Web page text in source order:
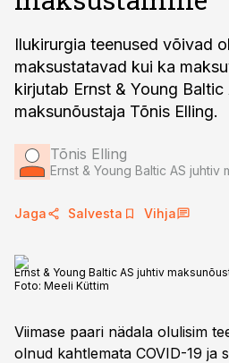
Ilukirurgia teenused võivad
maksustatavad kui ka
kirjutab Ernst & Young Baltic
maksunõustaja Tõnis Elling.
Tõnis Elling
Ernst & Young Baltic AS juhtiv
Jaga Salvesta Vihja
Ernst & Young Baltic AS juhtiv
Foto: Meeli Küttim
Viimase paari nädala olulisim
olnud kahtlemata COVID-19 ja